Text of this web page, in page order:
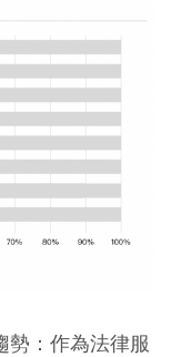
勢：作為法律服